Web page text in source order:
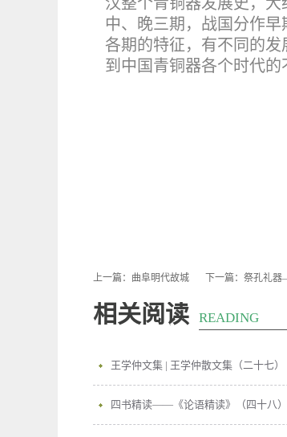
中、晚三期，战国分作
各期的特征，有不同的
到中国青铜器各个时代的
上一篇： 曲阜明代故城 下一篇： 祭孔礼
相关阅读 READING
王学仲文集 | 王学仲散文集（二十七）
四书精读——《论语精读》（四十八）